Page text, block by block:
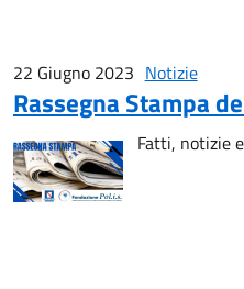
22 Giugno 2023 Notizie
Rassegna Stampa
Fatti, notizie